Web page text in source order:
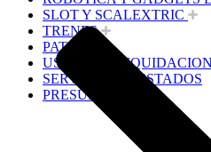
SLOT Y SCALEXTRIC
TRENES
PATINES
USADOS Y LIQUIDACION
SERVICIOS PRESTADOS
PRESUPUESTOS